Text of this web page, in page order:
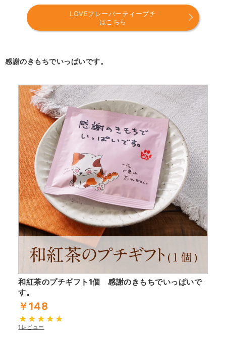
LOVEフレーバーティープチ
はこちら
感謝のきもちでいっぱいです。
和紅茶のプチギフト1個 感謝のきもちでいっぱいで
す。
￥148
1レビュー